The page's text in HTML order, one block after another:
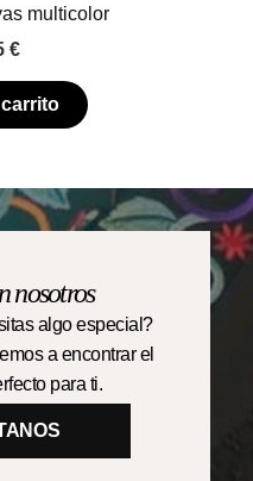
multicolor
€
nosotros
algo especial?
a encontrar el
para ti.